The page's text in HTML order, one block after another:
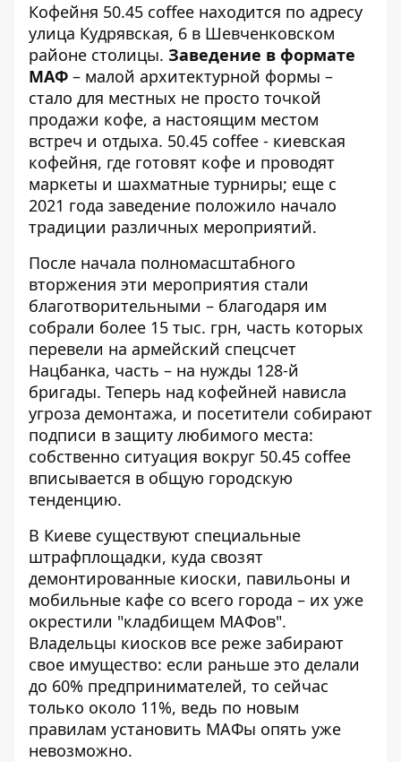
Кофейня 50.45 coffee находится по адресу
улица Кудрявская, 6 в Шевченковском
районе столицы. Заведение в формате
МАФ – малой архитектурной формы –
стало для местных не просто точкой
продажи кофе, а настоящим местом
встреч и отдыха. 50.45 coffee - киевская
кофейня, где готовят кофе и проводят
маркеты и шахматные турниры; еще с
2021 года заведение положило начало
традиции различных мероприятий.
После начала полномасштабного
вторжения эти мероприятия стали
благотворительными – благодаря им
собрали более 15 тыс. грн, часть которых
перевели на армейский спецсчет
Нацбанка, часть – на нужды 128-й
бригады. Теперь над кофейней нависла
угроза демонтажа, и посетители собирают
подписи в защиту любимого места:
собственно ситуация вокруг 50.45 coffee
вписывается в общую городскую
тенденцию.
В Киеве существуют специальные
штрафплощадки, куда свозят
демонтированные киоски, павильоны и
мобильные кафе со всего города – их уже
окрестили "кладбищем МАФов".
Владельцы киосков все реже забирают
свое имущество: если раньше это делали
до 60% предпринимателей, то сейчас
только около 11%, ведь по новым
правилам установить МАФы опять уже
невозможно.